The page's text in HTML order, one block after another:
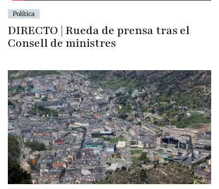
Política
DIRECTO | Rueda de prensa tras el
Consell de ministres